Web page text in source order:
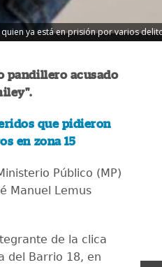
ya está en prisión por varios
pandillero acusado
que pidieron
en zona 15
Público (MP)
Manuel Lemus
de la clica
del Barrio 18, en